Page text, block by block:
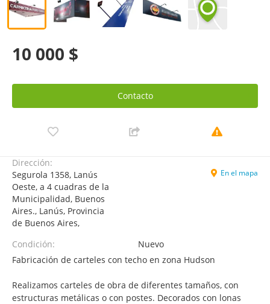
10 000 $
Contacto
Dirección:
Segurola 1358, Lanús
Oeste, a 4 cuadras de la
Municipalidad, Buenos
Aires., Lanús, Provincia
de Buenos Aires,
En el mapa
Condición:
Nuevo
Fabricación de carteles con techo en zona Hudson
Realizamos carteles de obra de diferentes tamaños, con
estructuras metálicas o con postes. Decorados con lonas